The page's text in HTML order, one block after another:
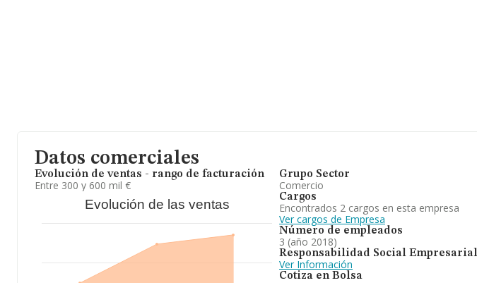
Datos comerciales
Evolución de ventas - rango de facturación
Entre 300 y 600 mil €
Evolución de las ventas
Grupo Sector
Comercio
Cargos
Encontrados 2 cargos en esta empresa
Ver cargos de Empresa
Número de empleados
3 (año 2018)
Responsabilidad Social Empresarial
Ver Información
Cotiza en Bolsa